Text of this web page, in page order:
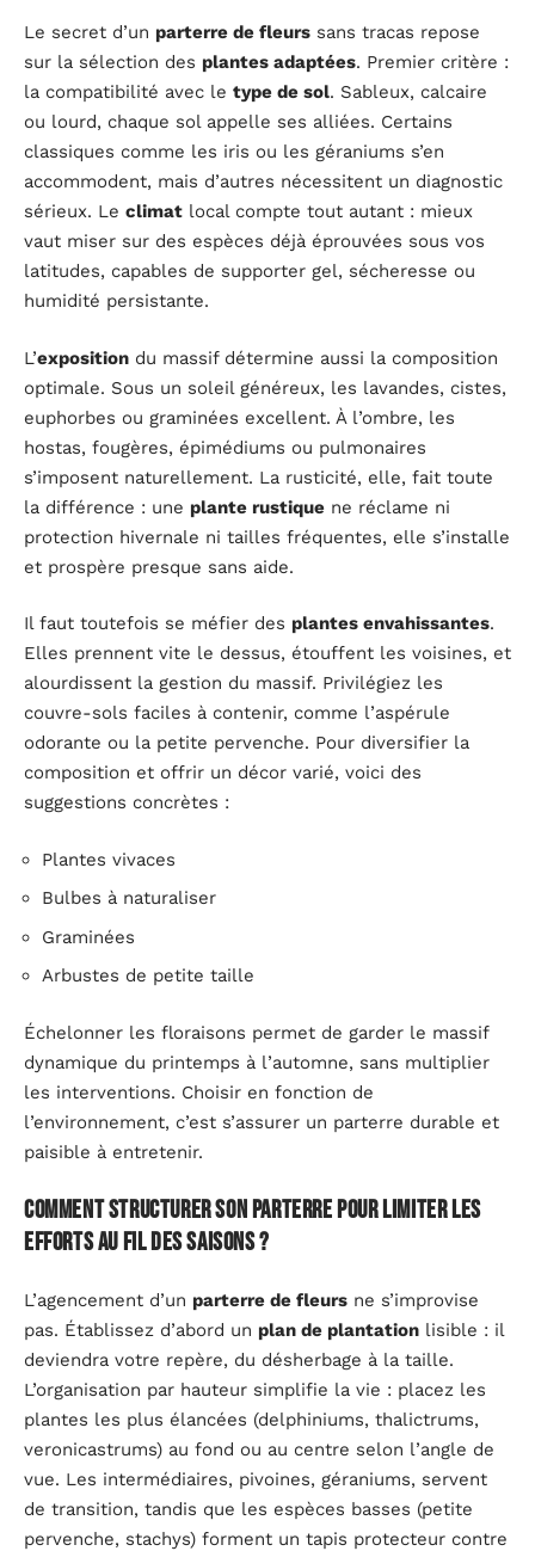
Le secret d’un parterre de fleurs sans tracas repose
sur la sélection des plantes adaptées. Premier critère :
la compatibilité avec le type de sol. Sableux, calcaire
ou lourd, chaque sol appelle ses alliées. Certains
classiques comme les iris ou les géraniums s’en
accommodent, mais d’autres nécessitent un diagnostic
sérieux. Le climat local compte tout autant : mieux
vaut miser sur des espèces déjà éprouvées sous vos
latitudes, capables de supporter gel, sécheresse ou
humidité persistante.
L’exposition du massif détermine aussi la composition
optimale. Sous un soleil généreux, les lavandes, cistes,
euphorbes ou graminées excellent. À l’ombre, les
hostas, fougères, épimédiums ou pulmonaires
s’imposent naturellement. La rusticité, elle, fait toute
la différence : une plante rustique ne réclame ni
protection hivernale ni tailles fréquentes, elle s’installe
et prospère presque sans aide.
Il faut toutefois se méfier des plantes envahissantes.
Elles prennent vite le dessus, étouffent les voisines, et
alourdissent la gestion du massif. Privilégiez les
couvre-sols faciles à contenir, comme l’aspérule
odorante ou la petite pervenche. Pour diversifier la
composition et offrir un décor varié, voici des
suggestions concrètes :
Plantes vivaces
Bulbes à naturaliser
Graminées
Arbustes de petite taille
Échelonner les floraisons permet de garder le massif
dynamique du printemps à l’automne, sans multiplier
les interventions. Choisir en fonction de
l’environnement, c’est s’assurer un parterre durable et
paisible à entretenir.
Comment structurer son parterre pour limiter les
efforts au fil des saisons ?
L’agencement d’un parterre de fleurs ne s’improvise
pas. Établissez d’abord un plan de plantation lisible : il
deviendra votre repère, du désherbage à la taille.
L’organisation par hauteur simplifie la vie : placez les
plantes les plus élancées (delphiniums, thalictrums,
veronicastrums) au fond ou au centre selon l’angle de
vue. Les intermédiaires, pivoines, géraniums, servent
de transition, tandis que les espèces basses (petite
pervenche, stachys) forment un tapis protecteur contre